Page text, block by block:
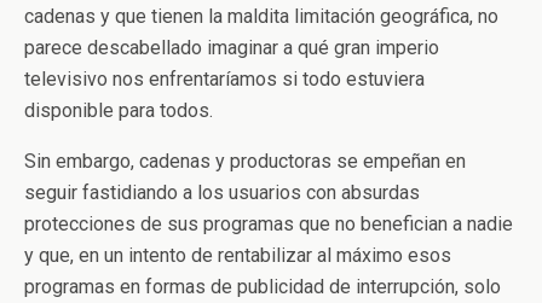
cadenas y que tienen la maldita limitación geográfica, no
parece descabellado imaginar a qué gran imperio
televisivo nos enfrentaríamos si todo estuviera
disponible para todos.
Sin embargo, cadenas y productoras se empeñan en
seguir fastidiando a los usuarios con absurdas
protecciones de sus programas que no benefician a nadie
y que, en un intento de rentabilizar al máximo esos
programas en formas de publicidad de interrupción, solo